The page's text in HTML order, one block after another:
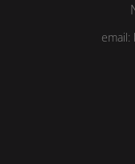
email: